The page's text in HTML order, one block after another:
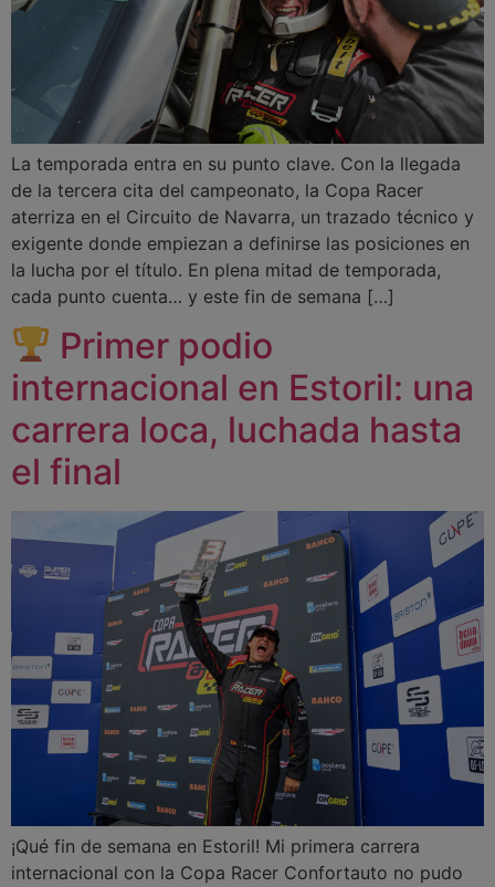
La temporada entra en su punto clave. Con la llegada
de la tercera cita del campeonato, la Copa Racer
aterriza en el Circuito de Navarra, un trazado técnico y
exigente donde empiezan a definirse las posiciones en
la lucha por el título. En plena mitad de temporada,
cada punto cuenta… y este fin de semana […]
Primer podio
internacional en Estoril: una
carrera loca, luchada hasta
el final
¡Qué fin de semana en Estoril! Mi primera carrera
internacional con la Copa Racer Confortauto no pudo